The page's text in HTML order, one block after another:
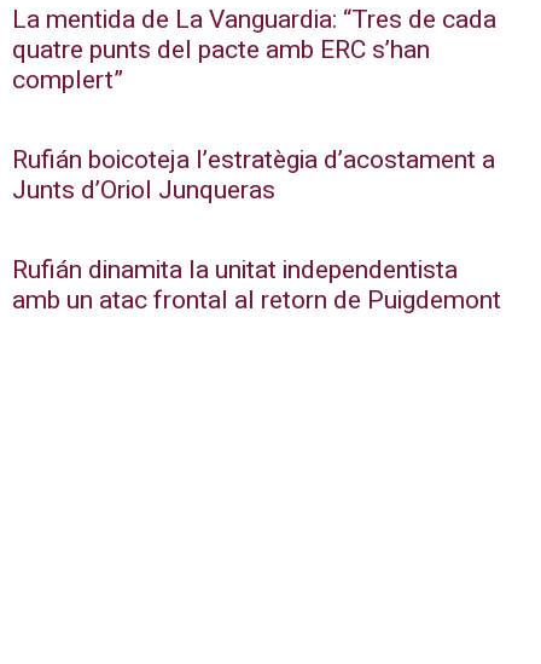
La mentida de La Vanguardia: “Tres de cada
quatre punts del pacte amb ERC s’han
complert”
Rufián boicoteja l’estratègia d’acostament a
Junts d’Oriol Junqueras
Rufián dinamita la unitat independentista
amb un atac frontal al retorn de Puigdemont